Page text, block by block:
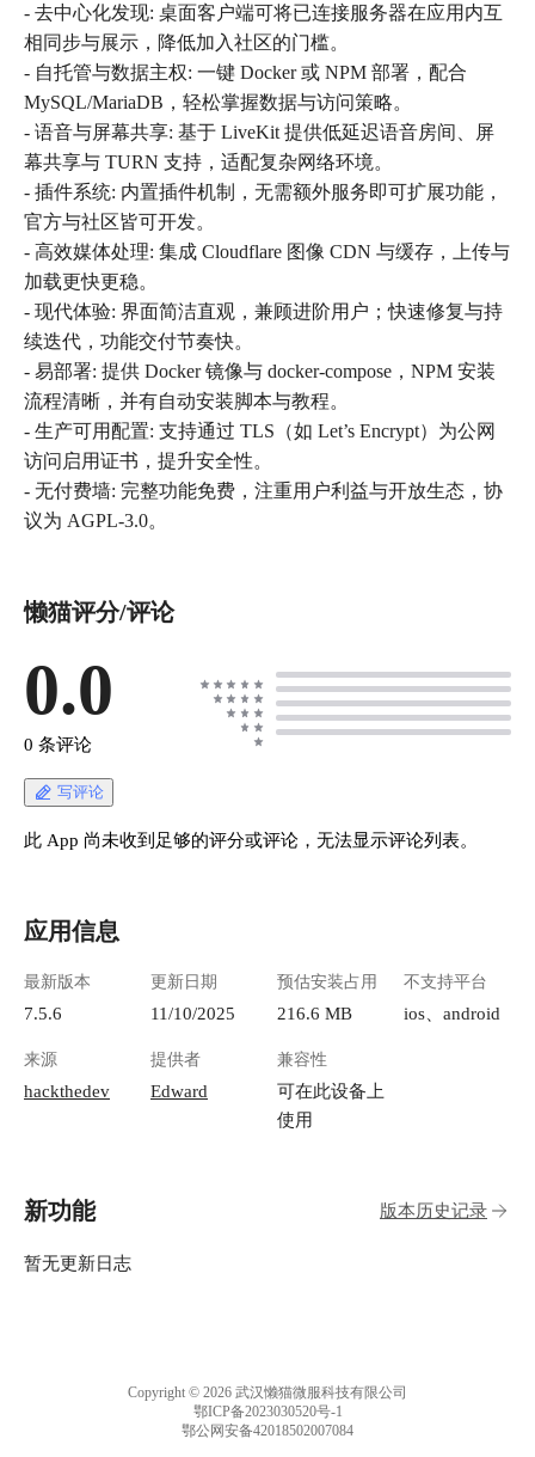
- 去中心化发现: 桌面客户端可将已连接服务器在应用内互
相同步与展示，降低加入社区的门槛。
- 自托管与数据主权: 一键 Docker 或 NPM 部署，配合
MySQL/MariaDB，轻松掌握数据与访问策略。
- 语音与屏幕共享: 基于 LiveKit 提供低延迟语音房间、屏
幕共享与 TURN 支持，适配复杂网络环境。
- 插件系统: 内置插件机制，无需额外服务即可扩展功能，
官方与社区皆可开发。
- 高效媒体处理: 集成 Cloudflare 图像 CDN 与缓存，上传与
加载更快更稳。
- 现代体验: 界面简洁直观，兼顾进阶用户；快速修复与持
续迭代，功能交付节奏快。
- 易部署: 提供 Docker 镜像与 docker-compose，NPM 安装
流程清晰，并有自动安装脚本与教程。
- 生产可用配置: 支持通过 TLS（如 Let’s Encrypt）为公网
访问启用证书，提升安全性。
- 无付费墙: 完整功能免费，注重用户利益与开放生态，协
议为 AGPL-3.0。
懒猫评分/评论
0.0
0 条评论
写评论
此 App 尚未收到足够的评分或评论，无法显示评论列表。
应用信息
最新版本
7.5.6
更新日期
11/10/2025
预估安装占用
216.6 MB
不支持平台
ios、android
来源
hackthedev
提供者
Edward
兼容性
可在此设备上
使用
新功能 版本历史记录
暂无更新日志
Copyright © 2026 武汉懒猫微服科技有限公司
鄂ICP备2023030520号-1
鄂公网安备42018502007084